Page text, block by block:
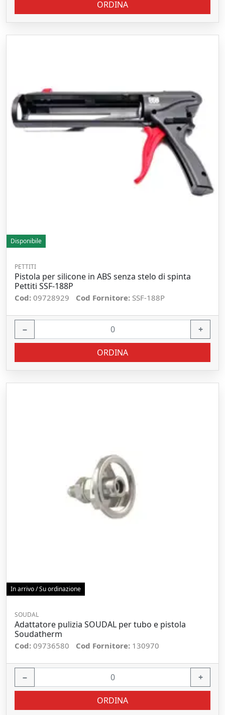
ORDINA
Disponibile
PETTITI
Pistola per silicone in ABS senza stelo di spinta
Pettiti SSF-188P
Cod: 09728929 Cod Fornitore: SSF-188P
− +
ORDINA
In arrivo / Su ordinazione
SOUDAL
Adattatore pulizia SOUDAL per tubo e pistola
Soudatherm
Cod: 09736580 Cod Fornitore: 130970
− +
ORDINA